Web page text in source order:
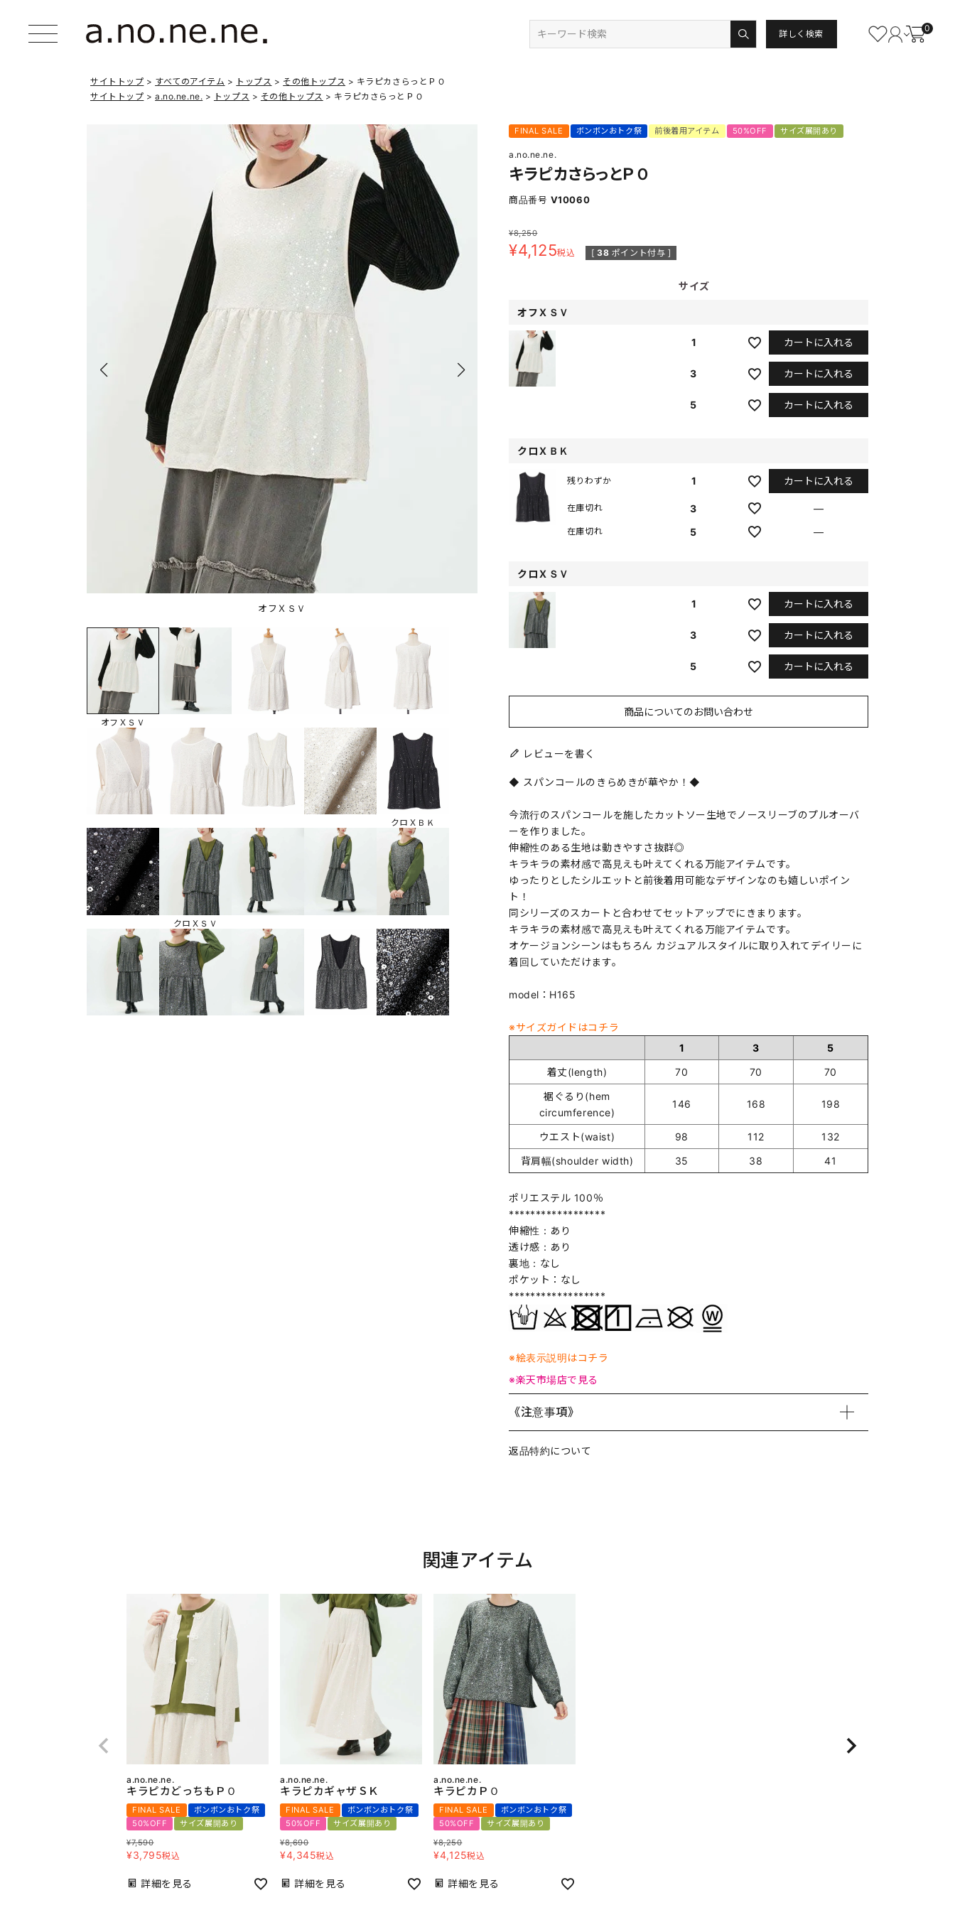
詳しく検索
0
サイトトップ すべてのアイテム トップス その他トップス
キラピカさらっとＰＯ
サイトトップ
a.no.ne.ne. トップス その他トップス キラピカさらっとＰＯ
オフＸＳＶ
オフＸＳＶ
クロＸＢＫ
クロＸＳＶ
FINAL SALE ボンボンおトク祭 前後着用アイテム 50%OFF サイズ展開あり
a.no.ne.ne.
キラピカさらっとＰＯ
商品番号 V10060
¥8,250
¥4,125税込 [ 38 ポイント付与 ]
サイズ
オフＸＳＶ
1 カートに入れる
3 カートに入れる
5 カートに入れる
クロＸＢＫ
1
残りわずか カートに入れる
3
在庫切れ
—
5
在庫切れ —
クロＸＳＶ
1 カートに入れる
3 カートに入れる
5 カートに入れる
商品についてのお問い合わせ
レビューを書く
◆ スパンコールのきらめきが華やか！◆
今流行のスパンコールを施したカットソー生地でノースリーブのプルオーバ
ーを作りました。
伸縮性のある生地は動きやすさ抜群◎
キラキラの素材感で高見えも叶えてくれる万能アイテムです。
ゆったりとしたシルエットと前後着用可能なデザインなのも嬉しいポイン
ト！
同シリーズのスカートと合わせてセットアップでにきまります。
キラキラの素材感で高見えも叶えてくれる万能アイテムです。
オケージョンシーンはもちろん カジュアルスタイルに取り入れてデイリーに
着回していただけます。
model：H165
※サイズガイドはコチラ
1
3
5
着丈(length)
70 70
70
裾ぐるり(hem
circumference)
146 168 198
ウエスト(waist) 98 112
132
背肩幅(shoulder width)
35 38 41
ポリエステル 100％
******************
伸縮性：あり
透け感：あり
裏地：なし
ポケット：なし
******************
※絵表示説明はコチラ
※楽天市場店で見る
《注意事項》
返品特約について
関連アイテム
a.no.ne.ne.
キラピカどっちもＰＯ
FINAL SALE
ボンボンおトク祭
50%OFF
サイズ展開あり
¥7,590
¥3,795税込
詳細を見る
a.no.ne.ne.
キラピカギャザＳＫ
FINAL SALE
ボンボンおトク祭
50%OFF
サイズ展開あり
¥8,690
¥4,345税込
詳細を見る
a.no.ne.ne.
キラピカＰＯ
FINAL SALE
ボンボンおトク祭
50%OFF
サイズ展開あり
¥8,250
¥4,125税込
詳細を見る